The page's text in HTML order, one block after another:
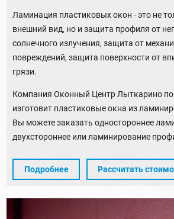
Ламинация пластиковых окон - это не
внешний вид, но и защита профиля от
солнечного излучения, защита от
повреждений, защита поверхности от
грязи.
Компания Оконный Центр Лыткарино
изготовит пластиковые окна из
Вы можете заказать одностороннее
двухстороннее или ламинирование
Подробнее Рассчитать